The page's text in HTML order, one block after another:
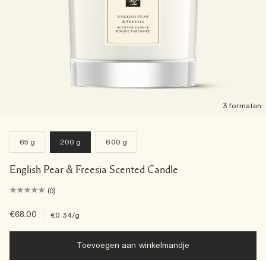
3 formaten
65 g 200 g 600 g
English Pear & Freesia Scented Candle
(0)
€68.00 €0.34/g
Toevoegen aan winkelmandje